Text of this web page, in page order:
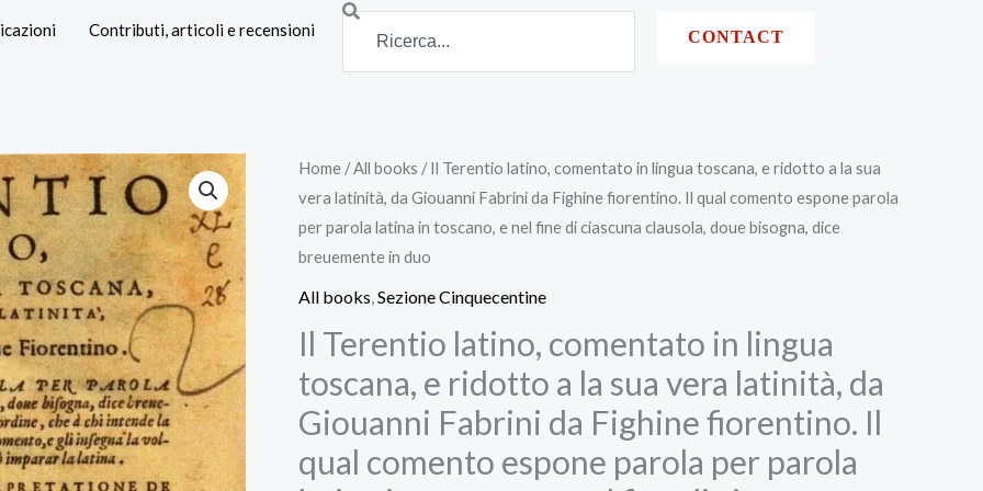
Contributi, articoli e recensioni Search
CONTACT
Home /All books / Il Terentio latino, comentato in lingua toscana, e ridotto a la sua
vera latinità, da Giouanni Fabrini da Fighine fiorentino. Il qual comento espone parola
per parola latina in toscano, e nel fine di ciascuna clausola, doue bisogna, dice
breuemente in duo
All books Sezione Cinquecentine
Il Terentio latino, comentato in lingua
toscana, e ridotto a la sua vera latinità, da
Giouanni Fabrini da Fighine fiorentino. Il
qual comento espone parola per parola